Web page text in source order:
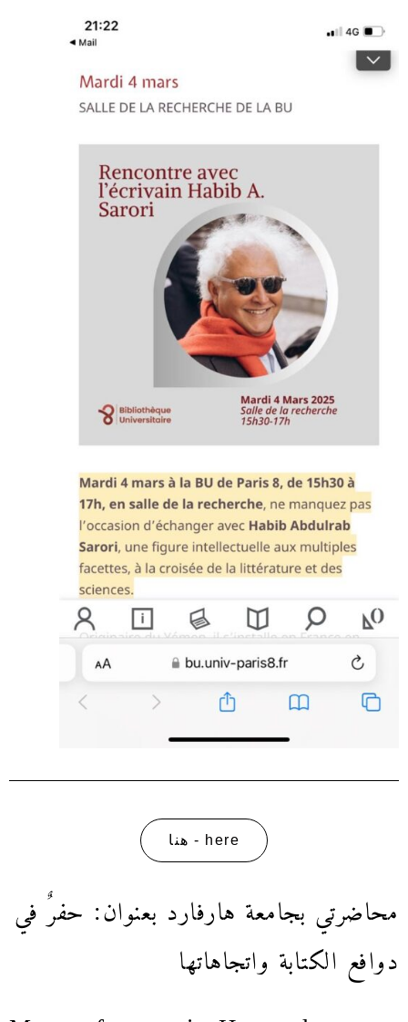
here - هنا
محاضرتي بجامعة هارفارد بعنوان: حفرٌ في
دوافع الكتابة واتجاهاتها